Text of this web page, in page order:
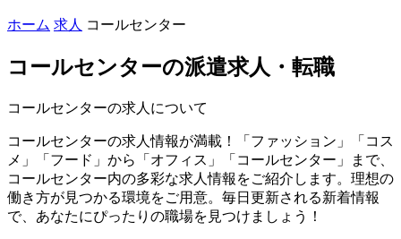
ホーム 求人 コールセンター
コールセンターの派遣求人・転職
コールセンターの求人について
コールセンターの求人情報が満載！「ファッション」「コス
メ」「フード」から「オフィス」「コールセンター」まで、
コールセンター内の多彩な求人情報をご紹介します。理想の
働き方が見つかる環境をご用意。毎日更新される新着情報
で、あなたにぴったりの職場を見つけましょう！